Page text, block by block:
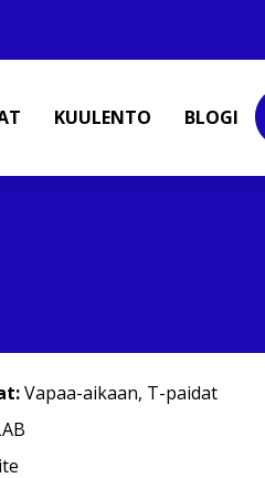
KUULENTO BLOGI
Vapaa-aikaan, T-paidat